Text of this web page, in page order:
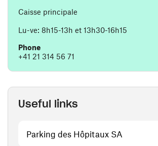
Caisse principale
Lu-ve: 8h15-13h et 13h30-16h15
Phone
+41 21 314 56 71
Useful links
Parking des Hôpitaux SA (opens